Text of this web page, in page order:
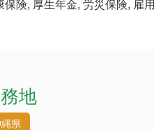
保険, 厚生年金, 労災保険, 雇
地
県